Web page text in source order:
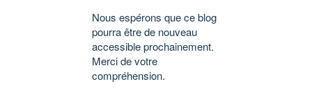
Nous espérons que ce blog
pourra être de nouveau
accessible prochainement.
Merci de votre
compréhension.